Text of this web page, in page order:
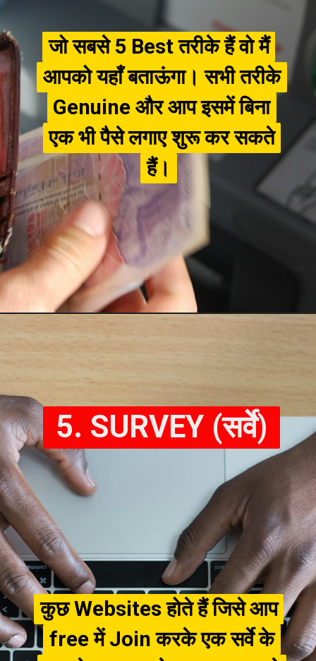
जो सबसे 5 Best तरीके हैं वो मैं
आपको यहाँ बताऊंगा। सभी तरीके
Genuine और आप इसमें बिना
एक भी पैसे लगाए शुरू कर सकते
हैं।
जो सबसे 5 Best तरीके हैं वो मैं
आपको यहाँ बताऊंगा। सभी तरीके
Genuine और आप इसमें बिना
एक भी पैसे लगाए शुरू कर सकते
हैं।
कुछ Websites होते हैं जिसे आप
free में Join करके एक सर्वे के
कुछ Websites होते हैं जिसे आप
free में Join करके एक सर्वे के
5. SURVEY (सर्वे)